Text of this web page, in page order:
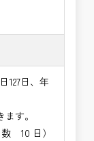
127日、年
す。
10 日）